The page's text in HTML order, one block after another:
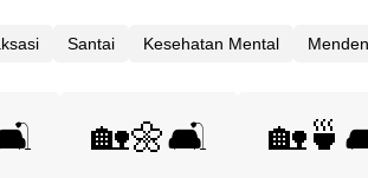
Santai Kesehatan Mental
🏡🌼🛋️